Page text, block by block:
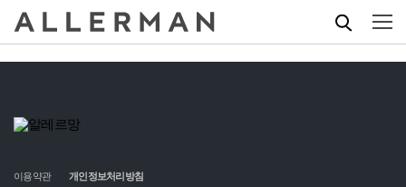
이용약관 개인정보처리방침